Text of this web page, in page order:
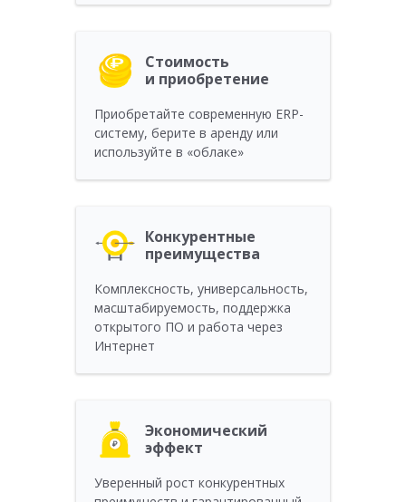
Стоимость
и приобретение
Приобретайте современную ERP-
систему, берите в аренду или
используйте в «облаке»
Конкурентные
преимущества
Комплексность, универсальность,
масштабируемость, поддержка
открытого ПО и работа через
Интернет
Экономический
эффект
Уверенный рост конкурентных